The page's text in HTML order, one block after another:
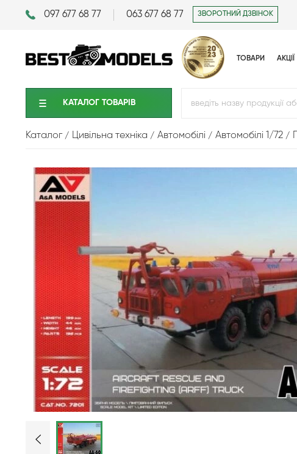
097 677 68 77 063 677 68 77 ЗВОРОТНИЙ ДЗВІНОК
ТОВАРИ АКЦІЇ
КАТАЛОГ ТОВАРIВ
Каталог Цивільна техніка Автомобілі Автомобілі 1/72